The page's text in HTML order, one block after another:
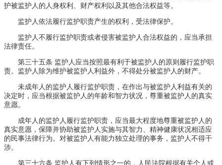
护被监护人的人身权利、财产权利以及其他合法权益等。
监护人依法履行监护职责产生的权利，受法律保护。
监护人不履行监护职责或者侵害被监护人合法权益的，应当承担
法律责任。
第三十五条 监护人应当按照最有利于被监护人的原则履行监护职
责。监护人除为维护被监护人利益外，不得处分被监护人的财产。
未成年人的监护人履行监护职责，在作出与被监护人利益有关的
决定时，应当根据被监护人的年龄和智力状况，尊重被监护人的真实
意愿。
成年人的监护人履行监护职责，应当最大程度地尊重被监护人的
真实意愿，保障并协助被监护人实施与其智力、精神健康状况相适应
的民事法律行为。对被监护人有能力独立处理的事务，监护人不得干
涉。
第三十六条 监护人有下列情形之一的，人民法院根据有关个人或